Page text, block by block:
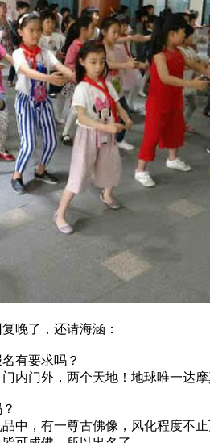
了，还请海涵：
有要求吗？
门外，两个天地！地球唯一达摩
，有一尊古佛像，风化程度不止